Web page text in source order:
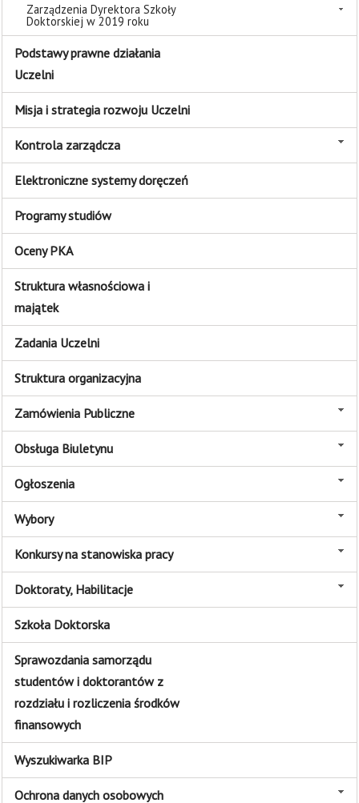
Zarządzenia Dyrektora Szkoły
Doktorskiej w 2019 roku
Podstawy prawne działania
Uczelni
Misja i strategia rozwoju Uczelni
Kontrola zarządcza
Elektroniczne systemy doręczeń
Programy studiów
Oceny PKA
Struktura własnościowa i
majątek
Zadania Uczelni
Struktura organizacyjna
Zamówienia Publiczne
Obsługa Biuletynu
Ogłoszenia
Wybory
Konkursy na stanowiska pracy
Doktoraty, Habilitacje
Szkoła Doktorska
Sprawozdania samorządu
studentów i doktorantów z
rozdziału i rozliczenia środków
finansowych
Wyszukiwarka BIP
Ochrona danych osobowych